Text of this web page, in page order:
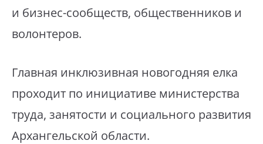
и бизнес-сообществ, общественников и
волонтеров.
Главная инклюзивная новогодняя елка
проходит по инициативе министерства
труда, занятости и социального развития
Архангельской области.